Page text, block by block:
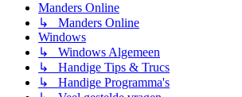
Manders Online
↳ Manders Online
Windows
↳ Windows Algemeen
↳ Handige Tips & Trucs
↳ Handige Programma's